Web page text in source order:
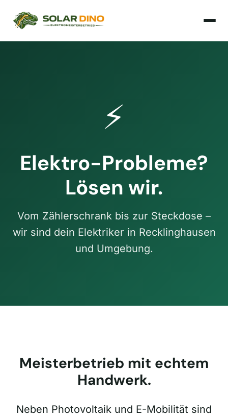
⚡
Elektro-Probleme?
Lösen wir.
Vom Zählerschrank bis zur Steckdose –
wir sind dein Elektriker in Recklinghausen
und Umgebung.
Meisterbetrieb mit echtem
Handwerk.
Neben Photovoltaik und E-Mobilität sind